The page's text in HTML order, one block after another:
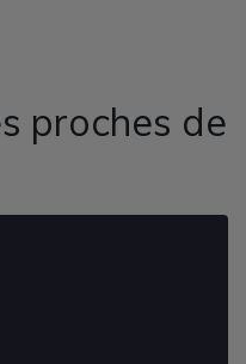
proches de